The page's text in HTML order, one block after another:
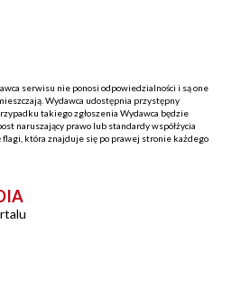
serwisu nie ponosi odpowiedzialności i są one
Wydawca udostępnia przystępny
takiego zgłoszenia Wydawca będzie
naruszający prawo lub standardy współżycia
flagi, która znajduje się po prawej stronie każdego